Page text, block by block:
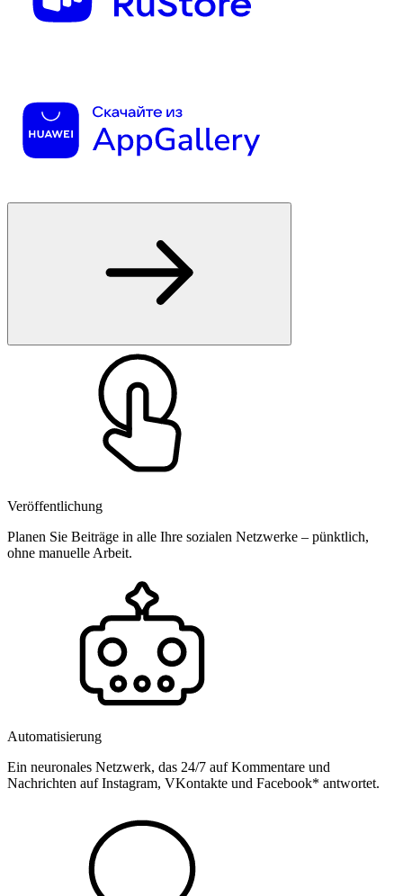
Veröffentlichung
Planen Sie Beiträge in alle Ihre sozialen Netzwerke – pünktlich,
ohne manuelle Arbeit.
Automatisierung
Ein neuronales Netzwerk, das 24/7 auf Kommentare und
Nachrichten auf Instagram, VKontakte und Facebook* antwortet.